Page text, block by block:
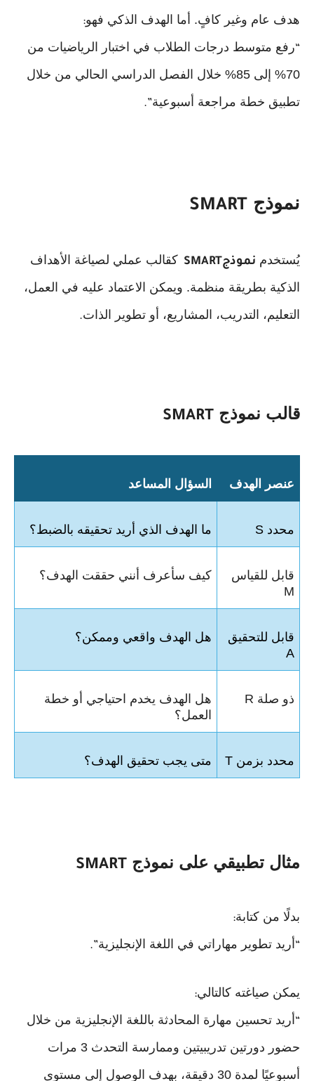
هدف عام وغير كافٍ. أما الهدف الذكي فهو:
“رفع متوسط درجات الطلاب في اختبار الرياضيات من
70% إلى 85% خلال الفصل الدراسي الحالي من خلال
تطبيق خطة مراجعة أسبوعية.”
نموذج SMART
يُستخدم نموذجSMART كقالب عملي لصياغة الأهداف
الذكية بطريقة منظمة. ويمكن الاعتماد عليه في العمل،
التعليم، التدريب، المشاريع، أو تطوير الذات.
قالب نموذج SMART
عنصر الهدف السؤال المساعد
محدد S ما الهدف الذي أريد تحقيقه بالضبط؟
قابل للقياس
M
كيف سأعرف أنني حققت الهدف؟
قابل للتحقيق
A
هل الهدف واقعي وممكن؟
ذو صلة R
هل الهدف يخدم احتياجي أو خطة
العمل؟
محدد بزمن T متى يجب تحقيق الهدف؟
مثال تطبيقي على نموذج SMART
بدلًا من كتابة:
“ أريد تطوير مهاراتي في اللغة الإنجليزية.”
يمكن صياغته كالتالي:
“ أريد تحسين مهارة المحادثة باللغة الإنجليزية من خلال
حضور دورتين تدريبيتين وممارسة التحدث 3 مرات
أسبوعيًا لمدة 30 دقيقة، بهدف الوصول إلى مستوى